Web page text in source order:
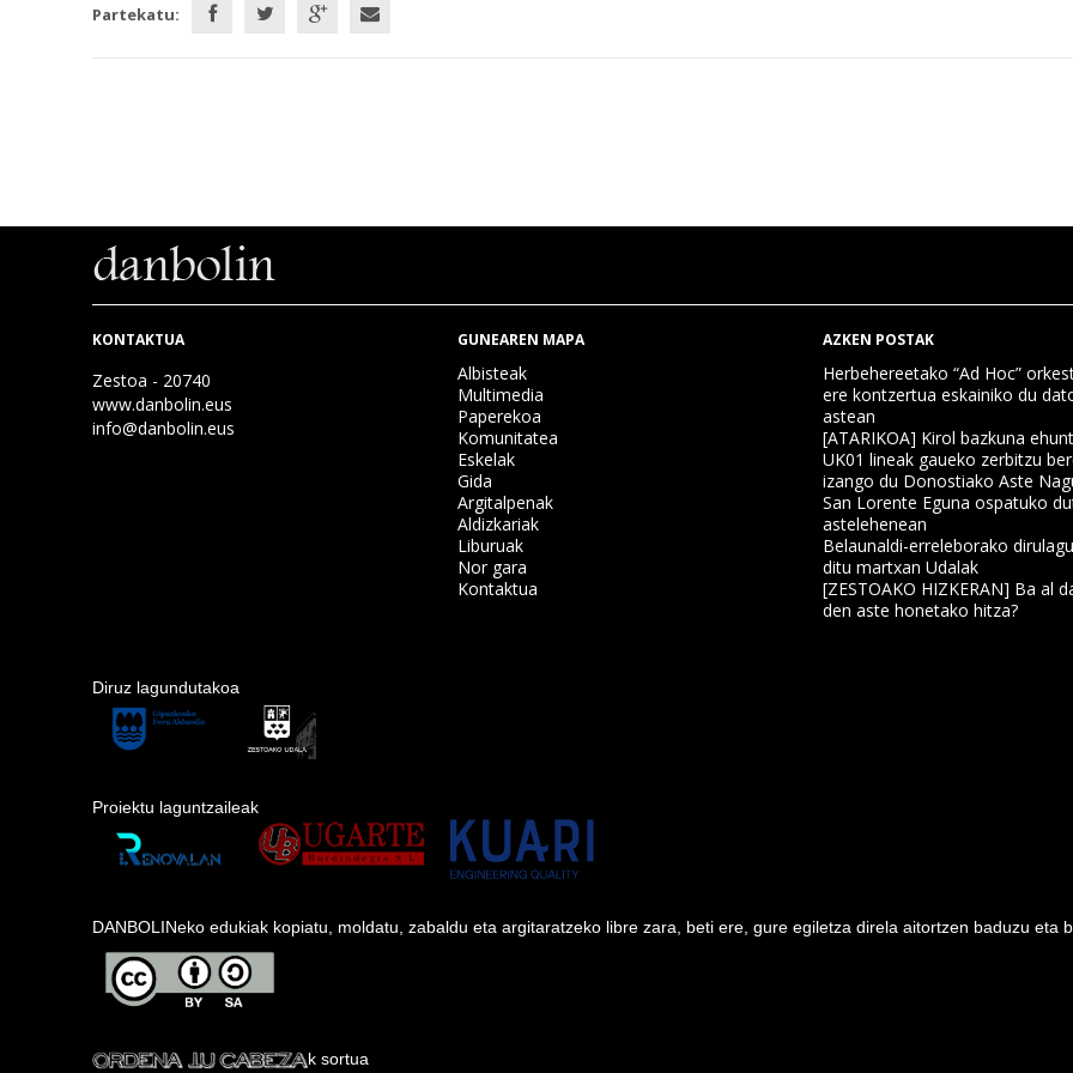
Partekatu:
KONTAKTUA
Zestoa - 20740
www.danbolin.eus
info@danbolin.eus
GUNEAREN MAPA
Albisteak
Multimedia
Paperekoa
Komunitatea
Eskelak
Gida
Argitalpenak
Aldizkariak
Liburuak
Nor gara
Kontaktua
AZKEN POSTAK
Herbehereetako “Ad Hoc”
ere kontzertua eskainiko du
astean
[ATARIKOA] Kirol bazkuna
UK01 lineak gaueko zerbitzu
izango du Donostiako Aste
San Lorente Eguna ospatuko
astelehenean
Belaunaldi-erreleborako
ditu martxan Udalak
[ZESTOAKO HIZKERAN] Ba al
den aste honetako hitza?
Diruz lagundutakoa
Proiektu laguntzaileak
DANBOLINeko edukiak kopiatu, moldatu, zabaldu eta argitaratzeko libre zara, beti ere, gure egiletza direla aitortzen baduzu eta
k sortua